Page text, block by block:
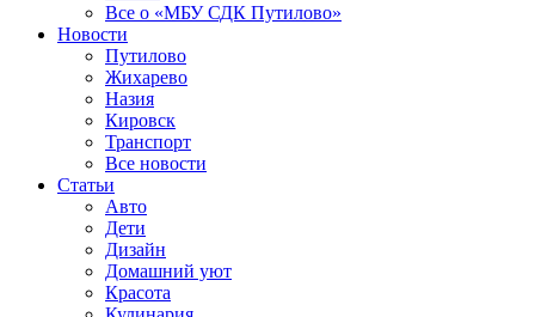
Все о «МБУ СДК Путилово»
Новости
Путилово
Жихарево
Назия
Кировск
Транспорт
Все новости
Статьи
Авто
Дети
Дизайн
Домашний уют
Красота